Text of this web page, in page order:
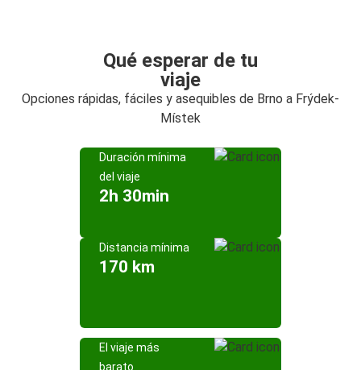
Qué esperar de tu
viaje
Opciones rápidas, fáciles y asequibles de Brno a Frýdek-
Místek
Duración mínima
del viaje
2h 30min
Distancia mínima
170 km
El viaje más
barato